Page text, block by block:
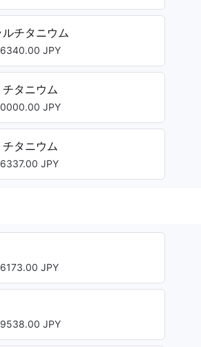
チタニウム
JPY
タニウム
JPY
タニウム
JPY
JPY
JPY